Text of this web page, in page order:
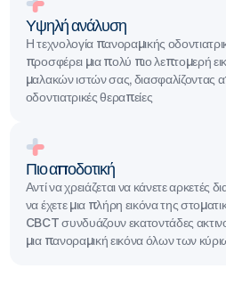
Υψηλή ανάλυση
Η τεχνολογία πανοραμικής
προσφέρει μια πολύ πιο λεπτομερή
μαλακών ιστών σας, διασφαλίζοντας
οδοντιατρικές θεραπείες
Πιο αποδοτική
Αντί να χρειάζεται να κάνετε αρκετές
να έχετε μια πλήρη εικόνα της
CBCT συνδυάζουν εκατοντάδες
μια πανοραμική εικόνα όλων των